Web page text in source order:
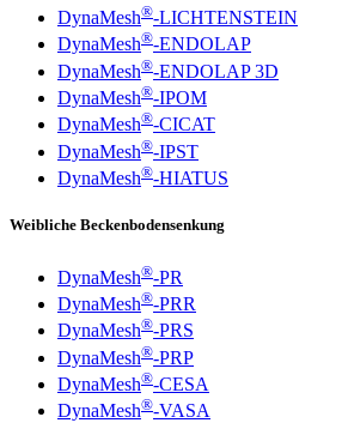
DynaMesh®-LICHTENSTEIN
DynaMesh®-ENDOLAP
DynaMesh®-ENDOLAP 3D
DynaMesh®-IPOM
DynaMesh®-CICAT
DynaMesh®-IPST
DynaMesh®-HIATUS
Weibliche Beckenbodensenkung
DynaMesh®-PR
DynaMesh®-PRR
DynaMesh®-PRS
DynaMesh®-PRP
DynaMesh®-CESA
DynaMesh®-VASA